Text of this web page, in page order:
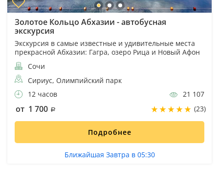
Золотое Кольцо Абхазии - автобусная
экскурсия
Экскурсия в самые известные и удивительные места
прекрасной Абхазии: Гагра, озеро Рица и Новый Афон
Сочи
Сириус, Олимпийский парк
12 часов
21 107
от 1 700 (23)
Подробнее
Ближайшая Завтра в 05:30